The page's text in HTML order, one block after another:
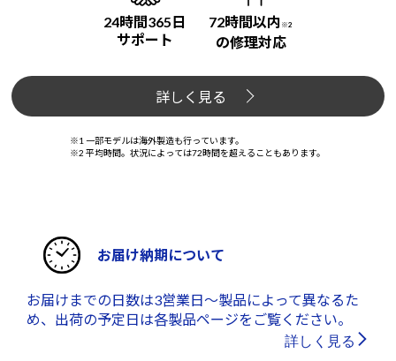
24時間365日
サポート
72時間以内 ※2
の修理対応
詳しく見る
※1 一部モデルは海外製造も行っています。
※2 平均時間。状況によっては72時間を超えることもあります。
お届け納期について
お届けまでの日数は3営業日～製品によって異なるた
め、出荷の予定日は各製品ページをご覧ください。
詳しく見る